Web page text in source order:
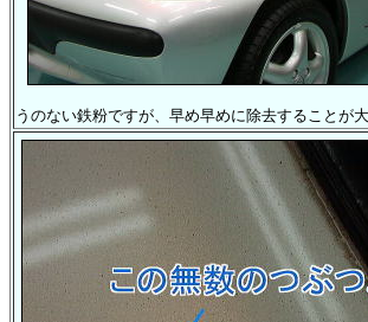
うのない鉄粉ですが、早め早めに除去することが大